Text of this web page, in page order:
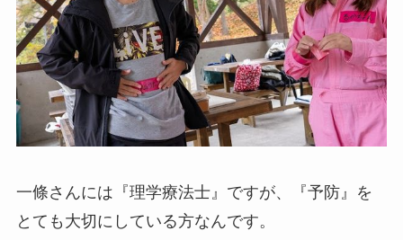
一條さんには『理学療法士』ですが、『予防』を
とても大切にしている方なんです。